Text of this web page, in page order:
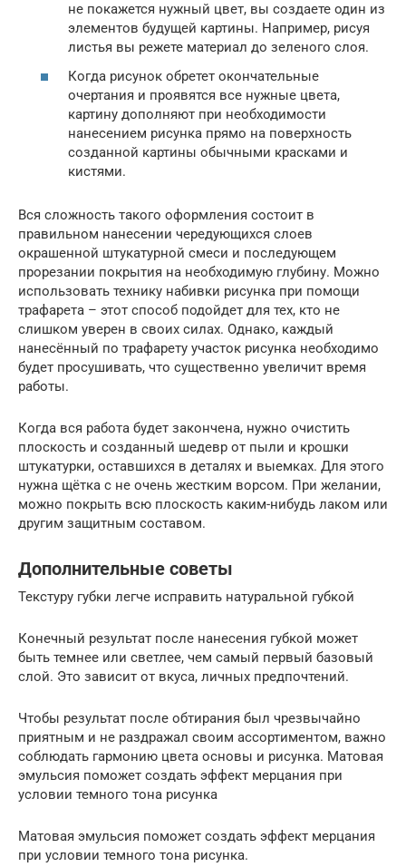
не покажется нужный цвет, вы создаете один из
элементов будущей картины. Например, рисуя
листья вы режете материал до зеленого слоя.
Когда рисунок обретет окончательные
очертания и проявятся все нужные цвета,
картину дополняют при необходимости
нанесением рисунка прямо на поверхность
созданной картины обычными красками и
кистями.
Вся сложность такого оформления состоит в
правильном нанесении чередующихся слоев
окрашенной штукатурной смеси и последующем
прорезании покрытия на необходимую глубину. Можно
использовать технику набивки рисунка при помощи
трафарета – этот способ подойдет для тех, кто не
слишком уверен в своих силах. Однако, каждый
нанесённый по трафарету участок рисунка необходимо
будет просушивать, что существенно увеличит время
работы.
Когда вся работа будет закончена, нужно очистить
плоскость и созданный шедевр от пыли и крошки
штукатурки, оставшихся в деталях и выемках. Для этого
нужна щётка с не очень жестким ворсом. При желании,
можно покрыть всю плоскость каким-нибудь лаком или
другим защитным составом.
Дополнительные советы
Текстуру губки легче исправить натуральной губкой
Конечный результат после нанесения губкой может
быть темнее или светлее, чем самый первый базовый
слой. Это зависит от вкуса, личных предпочтений.
Чтобы результат после обтирания был чрезвычайно
приятным и не раздражал своим ассортиментом, важно
соблюдать гармонию цвета основы и рисунка. Матовая
эмульсия поможет создать эффект мерцания при
условии темного тона рисунка
Матовая эмульсия поможет создать эффект мерцания
при условии темного тона рисунка.